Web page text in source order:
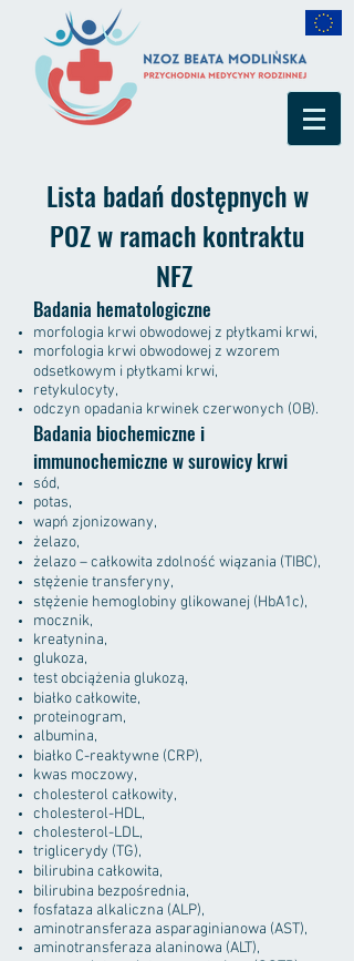
Lista badań dostępnych w
POZ w ramach kontraktu
NFZ
Badania hematologiczne
morfologia krwi obwodowej z płytkami krwi,
morfologia krwi obwodowej z wzorem
odsetkowym i płytkami krwi,
retykulocyty,
odczyn opadania krwinek czerwonych (OB).
Badania biochemiczne i
immunochemiczne w surowicy krwi
sód,
potas,
wapń zjonizowany,
żelazo,
żelazo – całkowita zdolność wiązania (TIBC),
stężenie transferyny,
stężenie hemoglobiny glikowanej (HbA1c),
mocznik,
kreatynina,
glukoza,
test obciążenia glukozą,
białko całkowite,
proteinogram,
albumina,
białko C-reaktywne (CRP),
kwas moczowy,
cholesterol całkowity,
cholesterol-HDL,
cholesterol-LDL,
triglicerydy (TG),
bilirubina całkowita,
bilirubina bezpośrednia,
fosfataza alkaliczna (ALP),
aminotransferaza asparaginianowa (AST),
aminotransferaza alaninowa (ALT),